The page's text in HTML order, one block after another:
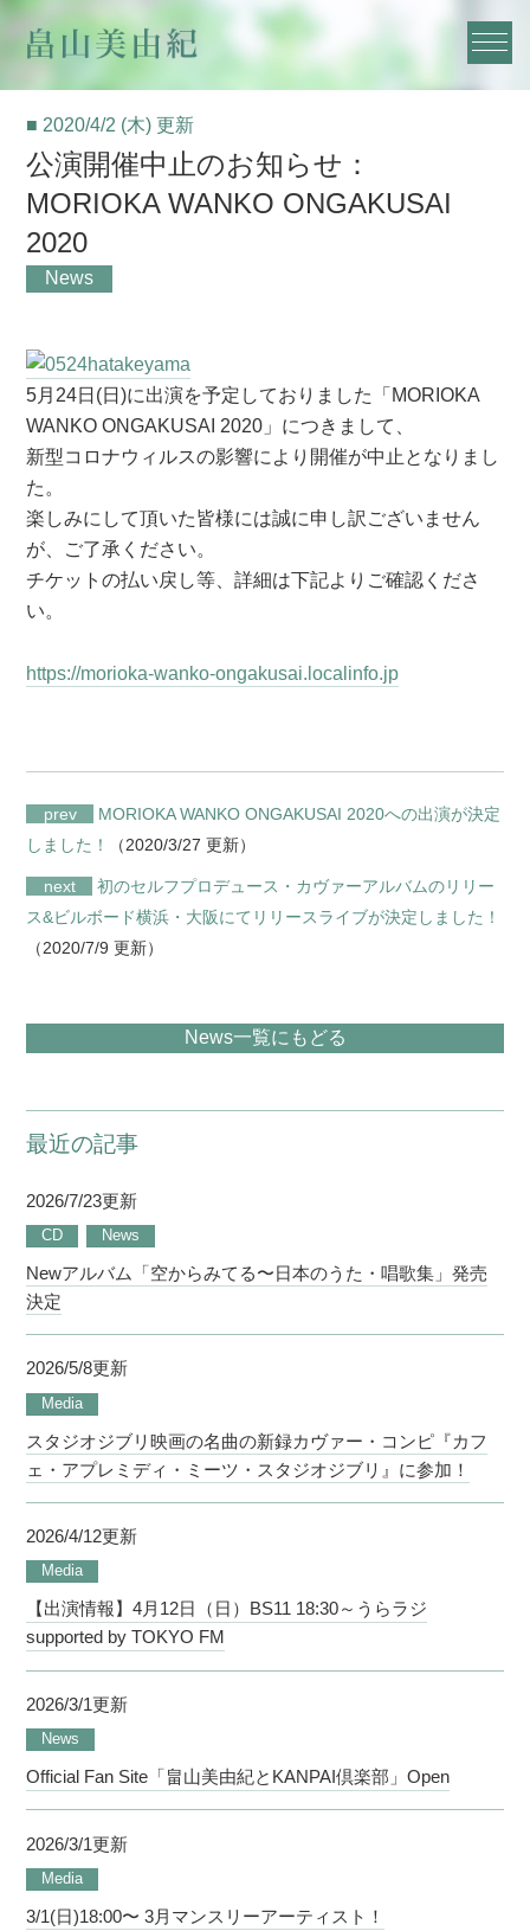
■ 2020/4/2 (木) 更新
公演開催中止のお知らせ：
MORIOKA WANKO ONGAKUSAI
2020
News
5月24日(日)に出演を予定しておりました「MORIOKA
WANKO ONGAKUSAI 2020」につきまして、
新型コロナウィルスの影響により開催が中止となりまし
た。
楽しみにして頂いた皆様には誠に申し訳ございません
が、ご了承ください。
チケットの払い戻し等、詳細は下記よりご確認くださ
い。
https://morioka-wanko-ongakusai.localinfo.jp
prev
MORIOKA WANKO ONGAKUSAI 2020への出演が決定
しました！
（2020/3/27 更新）
next
初のセルフプロデュース・カヴァーアルバムのリリー
ス&ビルボード横浜・大阪にてリリースライブが決定しました！
（2020/7/9 更新）
News一覧にもどる
最近の記事
2026/7/23更新
CD News
Newアルバム「空からみてる〜日本のうた・唱歌集」発売
決定
2026/5/8更新
Media
スタジオジブリ映画の名曲の新録カヴァー・コンピ『カフ
ェ・アプレミディ・ミーツ・スタジオジブリ』に参加！
2026/4/12更新
Media
【出演情報】4月12日（日）BS11 18:30～うらラジ
supported by TOKYO FM
2026/3/1更新
News
Official Fan Site「畠山美由紀とKANPAI倶楽部」Open
2026/3/1更新
Media
3/1(日)18:00〜 3月マンスリーアーティスト！